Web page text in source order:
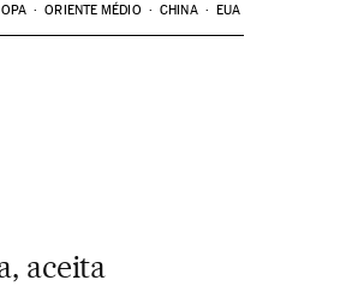
ORIENTE MÉDIO CHINA EUA
aceita